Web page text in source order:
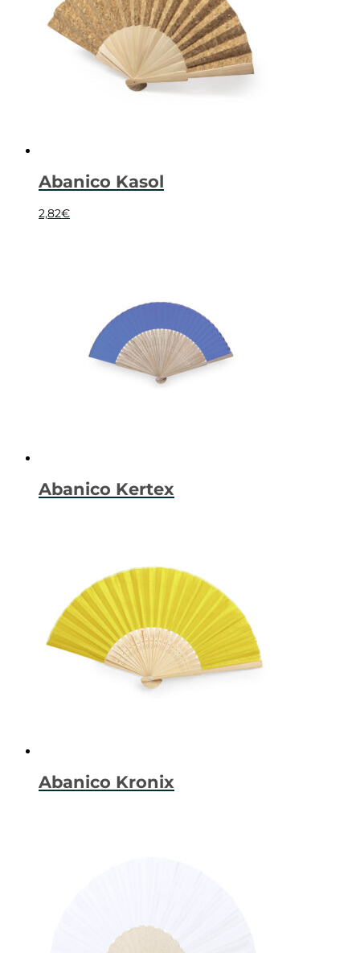
Abanico Kasol
2,82€
Abanico Kertex
Abanico Kronix